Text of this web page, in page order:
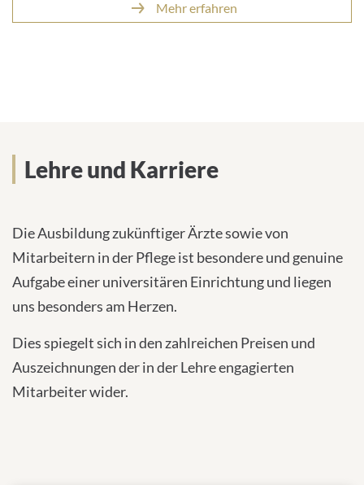
Mehr erfahren
Lehre und Karriere
Die Ausbildung zukünftiger Ärzte sowie von
Mitarbeitern in der Pflege ist besondere und genuine
Aufgabe einer universitären Einrichtung und liegen
uns besonders am Herzen.
Dies spiegelt sich in den zahlreichen Preisen und
Auszeichnungen der in der Lehre engagierten
Mitarbeiter wider.